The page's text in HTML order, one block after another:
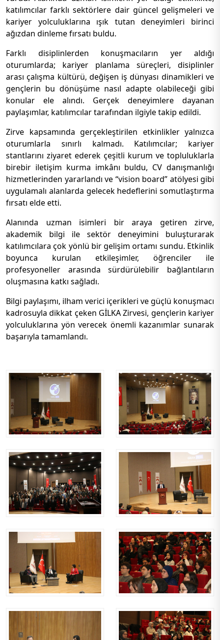
katılımcılar farklı sektörlere dair güncel gelişmeleri ve
kariyer yolculuklarına ışık tutan deneyimleri birinci
ağızdan dinleme fırsatı buldu.
Farklı disiplinlerden konuşmacıların yer aldığı
oturumlarda; kariyer planlama süreçleri, disiplinler
arası çalışma kültürü, değişen iş dünyası dinamikleri ve
gençlerin bu dönüşüme nasıl adapte olabileceği gibi
konular ele alındı. Gerçek deneyimlere dayanan
paylaşımlar, katılımcılar tarafından ilgiyle takip edildi.
Zirve kapsamında gerçekleştirilen etkinlikler yalnızca
oturumlarla sınırlı kalmadı. Katılımcılar; kariyer
stantlarını ziyaret ederek çeşitli kurum ve topluluklarla
birebir iletişim kurma imkânı buldu, CV danışmanlığı
hizmetlerinden yararlandı ve “vision board” atölyesi gibi
uygulamalı alanlarda gelecek hedeflerini somutlaştırma
fırsatı elde etti.
Alanında uzman isimleri bir araya getiren zirve,
akademik bilgi ile sektör deneyimini buluşturarak
katılımcılara çok yönlü bir gelişim ortamı sundu. Etkinlik
boyunca kurulan etkileşimler, öğrenciler ile
profesyoneller arasında sürdürülebilir bağlantıların
oluşmasına katkı sağladı.
Bilgi paylaşımı, ilham verici içerikleri ve güçlü konuşmacı
kadrosuyla dikkat çeken GİLKA Zirvesi, gençlerin kariyer
yolculuklarına yön verecek önemli kazanımlar sunarak
başarıyla tamamlandı.